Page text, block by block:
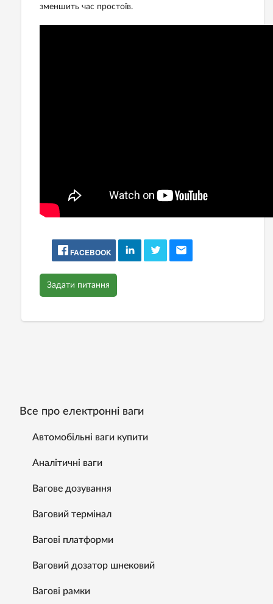
зменшить час простоїв.
FACEBOOK
Задати питання
Все про електронні ваги
Автомобільні ваги купити
Аналітичні ваги
Вагове дозування
Ваговий термінал
Вагові платформи
Ваговий дозатор шнековий
Вагові рамки